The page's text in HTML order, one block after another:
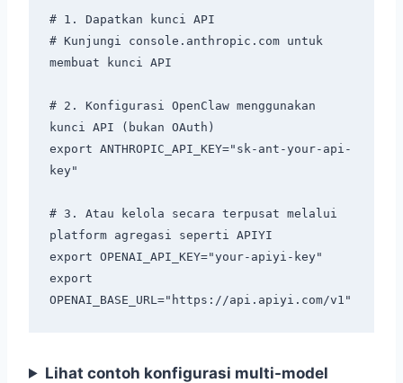
# 1. Dapatkan kunci API
# Kunjungi console.anthropic.com untuk
membuat kunci API
# 2. Konfigurasi OpenClaw menggunakan
kunci API (bukan OAuth)
export ANTHROPIC_API_KEY="sk-ant-your-api-
key"
# 3. Atau kelola secara terpusat melalui
platform agregasi seperti APIYI
export OPENAI_API_KEY="your-apiyi-key"
export
Lihat contoh konfigurasi multi-model